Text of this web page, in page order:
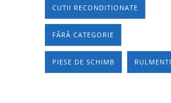
CUTII RECONDITIONATE
FĂRĂ CATEGORIE
PIESE DE SCHIMB RULMENTI